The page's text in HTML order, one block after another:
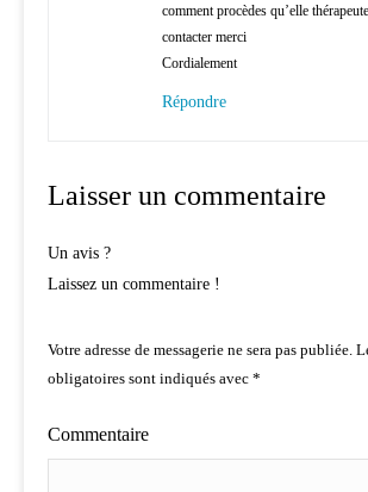
comment procèdes qu’elle
contacter merci
Cordialement
Répondre
Laisser un commentaire
Un avis ?
Laissez un commentaire !
Votre adresse de messagerie ne sera pas publiée.
obligatoires sont indiqués avec *
Commentaire